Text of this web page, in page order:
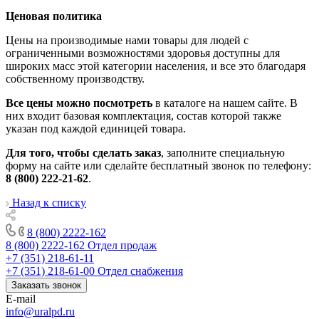
Ценовая политика
Цены на производимые нами товары для людей с
ограниченными возможностями здоровья доступны для
широких масс этой категории населения, и все это благодаря
собственному производству.
Все цены можно посмотреть в каталоге на нашем сайте. В
них входит базовая комплектация, состав которой также
указан под каждой единицей товара.
Для того, чтобы сделать заказ, заполните специальную
форму на сайте или сделайте бесплатный звонок по телефону:
8 (800) 222-21-62.
Назад к списку
8 (800) 2222-162
8 (800) 2222-162 Отдел продаж
+7 (351) 218-61-11
+7 (351) 218-61-00 Отдел снабжения
Заказать звонок
E-mail
info@uralpd.ru